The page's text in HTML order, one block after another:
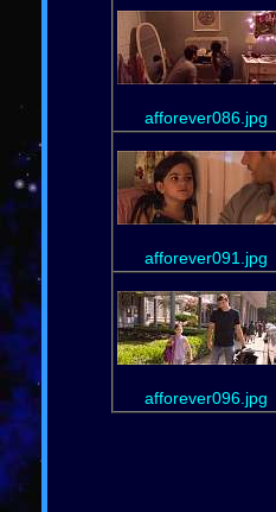
afforever086.jpg
afforever091.jpg
afforever096.jpg